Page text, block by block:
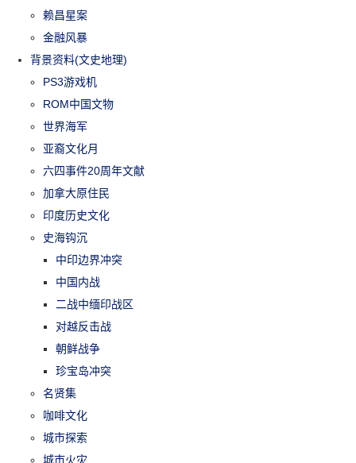
赖昌星案
金融风暴
背景资料(文史地理)
PS3游戏机
ROM中国文物
世界海军
亚裔文化月
六四事件20周年文献
加拿大原住民
印度历史文化
史海钩沉
中印边界冲突
中国内战
二战中缅印战区
对越反击战
朝鲜战争
珍宝岛冲突
名贤集
咖啡文化
城市探索
城市火灾